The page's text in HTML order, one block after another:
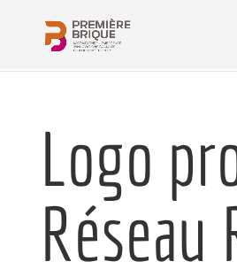
Logo
Réseau